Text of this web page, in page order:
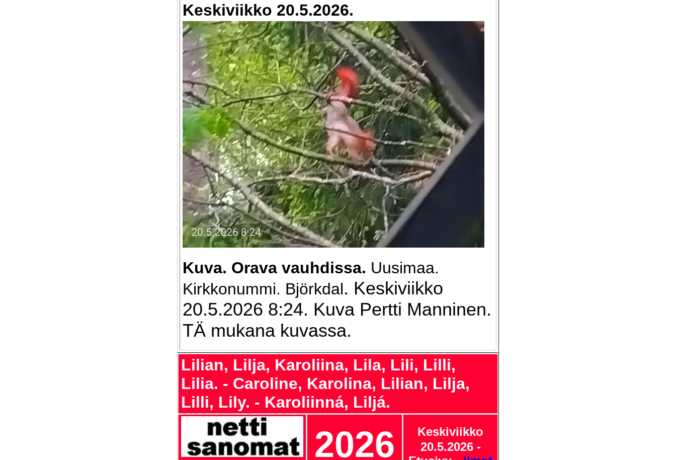
Keskiviikko 20.5.2026.
Kuva. Orava vauhdissa. Uusimaa.
Kirkkonummi. Björkdal. Keskiviikko
20.5.2026 8:24. Kuva Pertti Manninen.
TÄ mukana kuvassa.
Lilian, Lilja, Karoliina, Lila, Lili, Lilli,
Lilia. - Caroline, Karolina, Lilian, Lilja,
Lilli, Lily. - Karoliinná, Liljá.
2026
Keskiviikko
20.5.2026 -